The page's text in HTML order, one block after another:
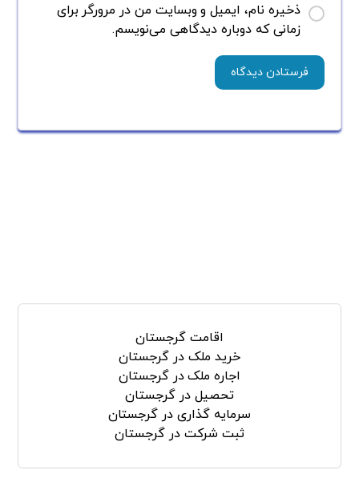
ذخیره نام، ایمیل و وبسایت من در مرورگر برای
زمانی که دوباره دیدگاهی می‌نویسم.
اقامت گرجستان
خرید ملک در گرجستان
اجاره ملک در گرجستان
تحصیل در گرجستان
سرمایه گذاری در گرجستان
ثبت شرکت در گرجستان